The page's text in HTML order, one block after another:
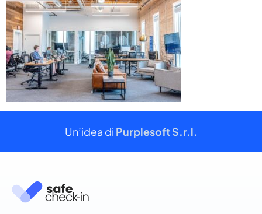
Un’idea di Purplesoft S.r.l.